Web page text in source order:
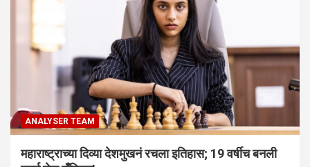
ANALYSER TEAM
महाराष्ट्राच्या दिव्या देशमुखनं रचला इतिहास; 19 वर्षीच बनली